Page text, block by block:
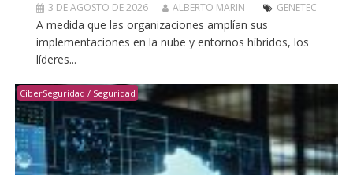
3 DE AGOSTO DE 2026 ALBERTO MARIN GENETEC
A medida que las organizaciones amplían sus
implementaciones en la nube y entornos híbridos, los
líderes...
CiberSeguridad / Seguridad